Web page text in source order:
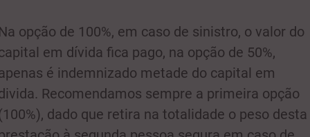
opção de 100%, em caso de sinistro, o valor do
em dívida fica pago, na opção de 50%,
é indemnizado metade do capital em
Recomendamos sempre a primeira opção
dado que retira na totalidade o peso desta